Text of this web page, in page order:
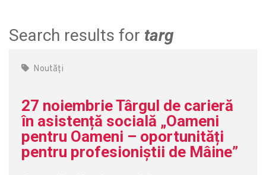
Search results for targ
Noutăți
27 noiembrie Târgul de carieră
în asistență socială „Oameni
pentru Oameni – oportunități
pentru profesioniștii de Mâine”